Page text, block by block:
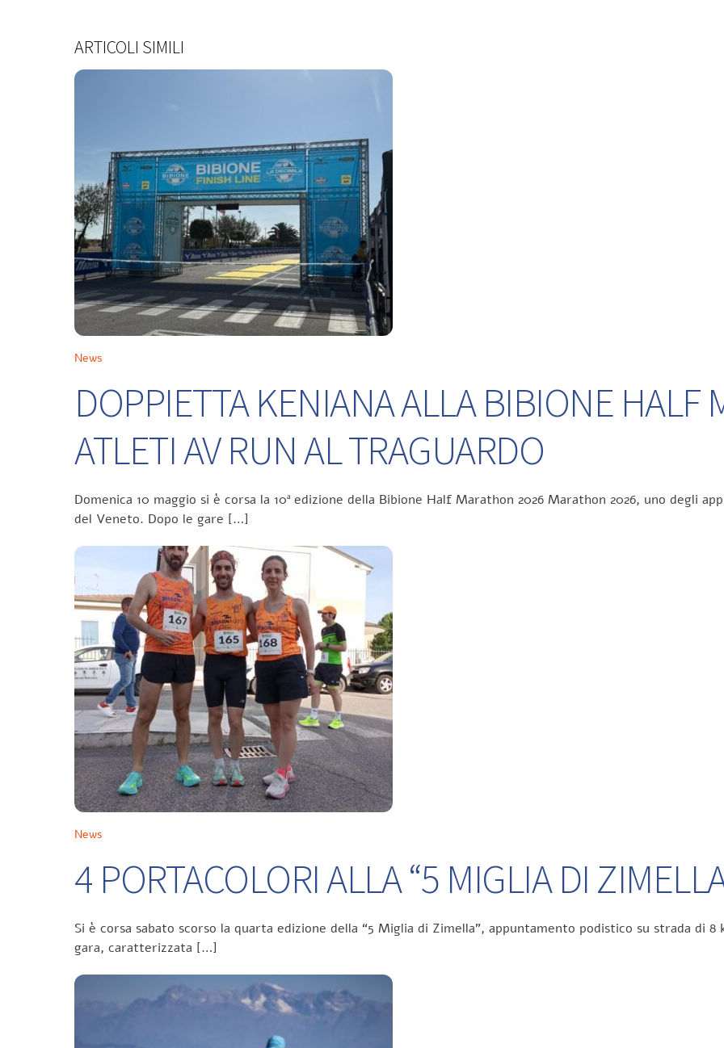
ARTICOLI SIMILI
News
DOPPIETTA KENIANA ALLA BIBIONE HALF
ATLETI AV RUN AL TRAGUARDO
Domenica 10 maggio si è corsa la 10ª edizione della Bibione Half Marathon 2026 Marathon 2026, uno degli
del Veneto. Dopo le gare […]
News
4 PORTACOLORI ALLA “5 MIGLIA DI
Si è corsa sabato scorso la quarta edizione della “5 Miglia di Zimella”, appuntamento podistico su strada di
gara, caratterizzata […]